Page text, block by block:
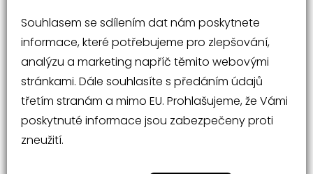
SUV
Nabídka vozů
Rádce při nákupu
Souhlasem se sdílením dat nám poskytnete
informace, které potřebujeme pro zlepšování,
analýzu a marketing napříč těmito webovými
stránkami. Dále souhlasíte s předáním údajů
třetím stranám a mimo EU. Prohlašujeme, že Vámi
poskytnuté informace jsou zabezpečeny proti
zneužití.